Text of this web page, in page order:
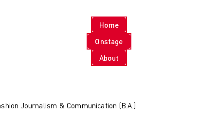
Nachhaltiges Design
Nachhaltiges Design
Hochschule
Qualitätsmanagement
Bildungsfamilie
Forschung
Forschung
Cultures of
Perception
Home
Onstage
About
Journalism & Communication (B.A.)